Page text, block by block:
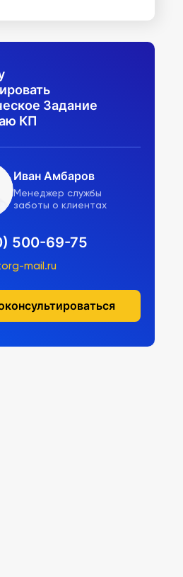
Задание
КП
Иван Амбаров
Менеджер службы
заботы о клиентах
500-69-75
mail.ru